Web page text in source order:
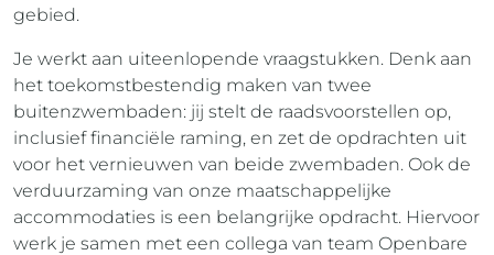
gebied.
Je werkt aan uiteenlopende vraagstukken. Denk aan
het toekomstbestendig maken van twee
buitenzwembaden: jij stelt de raadsvoorstellen op,
inclusief financiële raming, en zet de opdrachten uit
voor het vernieuwen van beide zwembaden. Ook de
verduurzaming van onze maatschappelijke
accommodaties is een belangrijke opdracht. Hiervoor
werk je samen met een collega van team Openbare